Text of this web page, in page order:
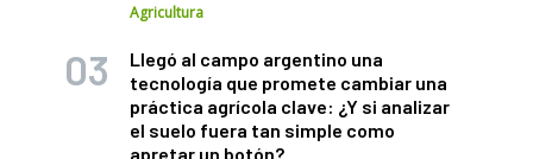
Agricultura
Llegó al campo argentino una
tecnología que promete cambiar una
práctica agrícola clave: ¿Y si analizar
el suelo fuera tan simple como
apretar un botón?